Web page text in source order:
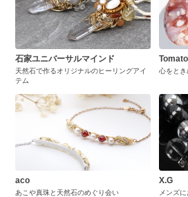
石家ユニバーサルマインド
天然石で作るオリジナルのヒーリングアイ
テム
心をとき
aco
あこや真珠と天然石のめぐり会い
X.G
メンズ